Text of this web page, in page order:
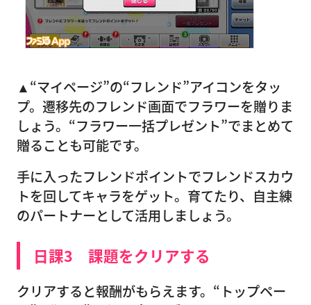
▲“マイページ”の“フレンド”アイコンをタッ
プ。遷移先のフレンド画面でフラワーを贈りま
しょう。“フラワー一括プレゼント”でまとめて
贈ることも可能です。
手に入ったフレンドポイントでフレンドスカウ
トを回してキャラをゲット。育てたり、自主練
のパートナーとして活用しましょう。
日課3 課題をクリアする
クリアすると報酬がもらえます。“トップペー